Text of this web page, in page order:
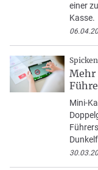
einer
Kasse.
Mehr
Mini-